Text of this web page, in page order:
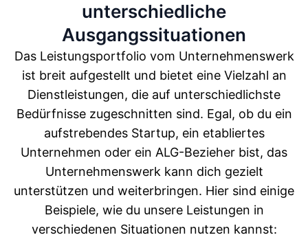
unterschiedliche
Ausgangssituationen
Das Leistungsportfolio vom Unternehmenswerk
ist breit aufgestellt und bietet eine Vielzahl an
Dienstleistungen, die auf unterschiedlichste
Bedürfnisse zugeschnitten sind. Egal, ob du ein
aufstrebendes Startup, ein etabliertes
Unternehmen oder ein ALG-Bezieher bist, das
Unternehmenswerk kann dich gezielt
unterstützen und weiterbringen. Hier sind einige
Beispiele, wie du unsere Leistungen in
verschiedenen Situationen nutzen kannst: